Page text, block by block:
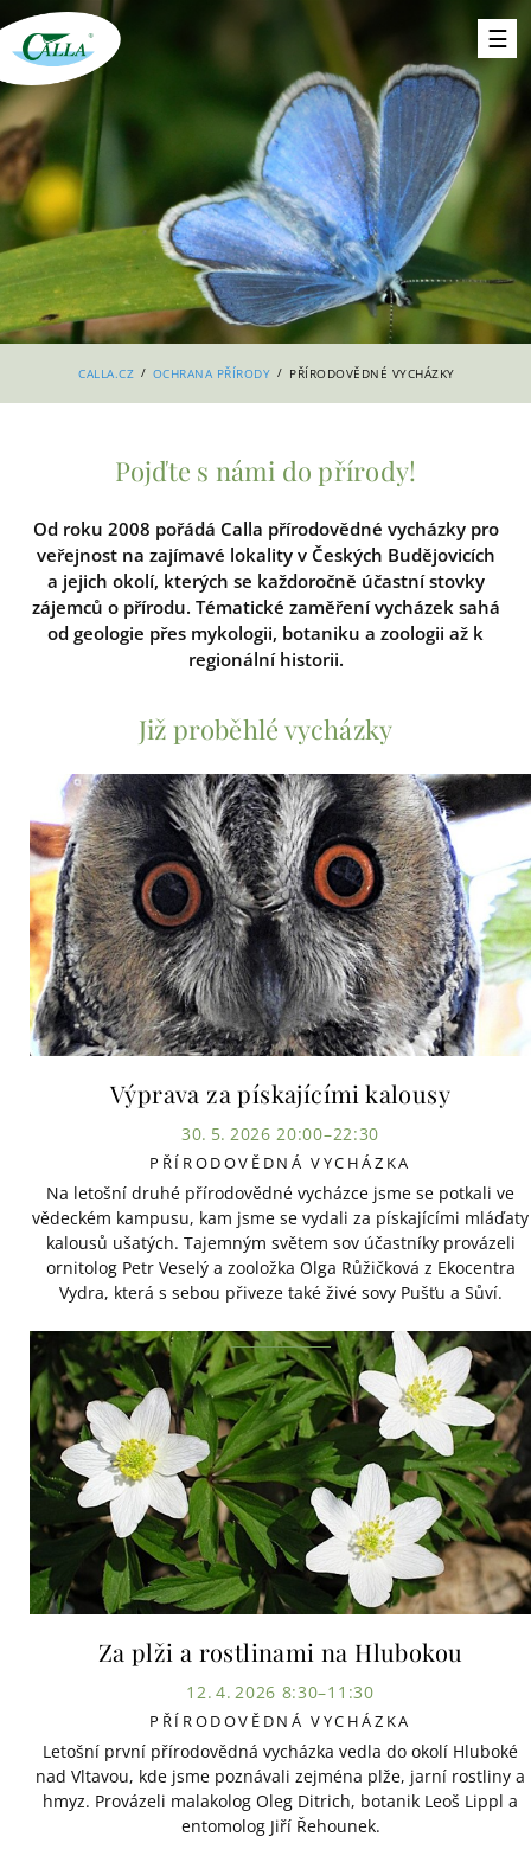
CALLA.CZ / OCHRANA PŘÍRODY / PŘÍRODOVĚDNÉ VYCHÁZKY
Pojďte s námi do přírody!
Od roku 2008 pořádá Calla přírodovědné vycházky pro
veřejnost na zajímavé lokality v Českých Budějovicích
a jejich okolí, kterých se každoročně účastní stovky
zájemců o přírodu. Tématické zaměření vycházek sahá
od geologie přes mykologii, botaniku a zoologii až k
regionální historii.
Již proběhlé vycházky
Výprava za pískajícími kalousy
30. 5. 2026 20:00–22:30
PŘÍRODOVĚDNÁ VYCHÁZKA
Na letošní druhé přírodovědné vycházce jsme se potkali ve
vědeckém kampusu, kam jsme se vydali za pískajícími mláďaty
kalousů ušatých. Tajemným světem sov účastníky provázeli
ornitolog Petr Veselý a zooložka Olga Růžičková z Ekocentra
Vydra, která s sebou přiveze také živé sovy Pušťu a Sůví.
Za plži a rostlinami na Hlubokou
12. 4. 2026 8:30–11:30
PŘÍRODOVĚDNÁ VYCHÁZKA
Letošní první přírodovědná vycházka vedla do okolí Hluboké
nad Vltavou, kde jsme poznávali zejména plže, jarní rostliny a
hmyz. Provázeli malakolog Oleg Ditrich, botanik Leoš Lippl a
entomolog Jiří Řehounek.